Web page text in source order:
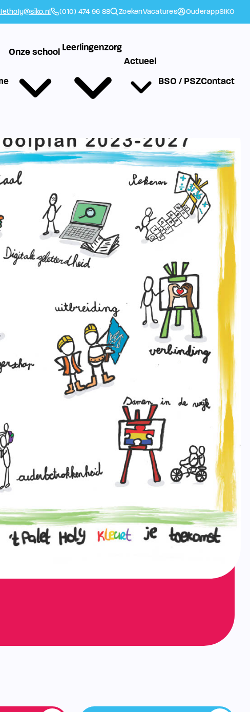
(010) 474 96 88 ZoekenVacatures OuderappSIKO
Onze school Leerlingenzorg
Actueel
BSO / PSZContact